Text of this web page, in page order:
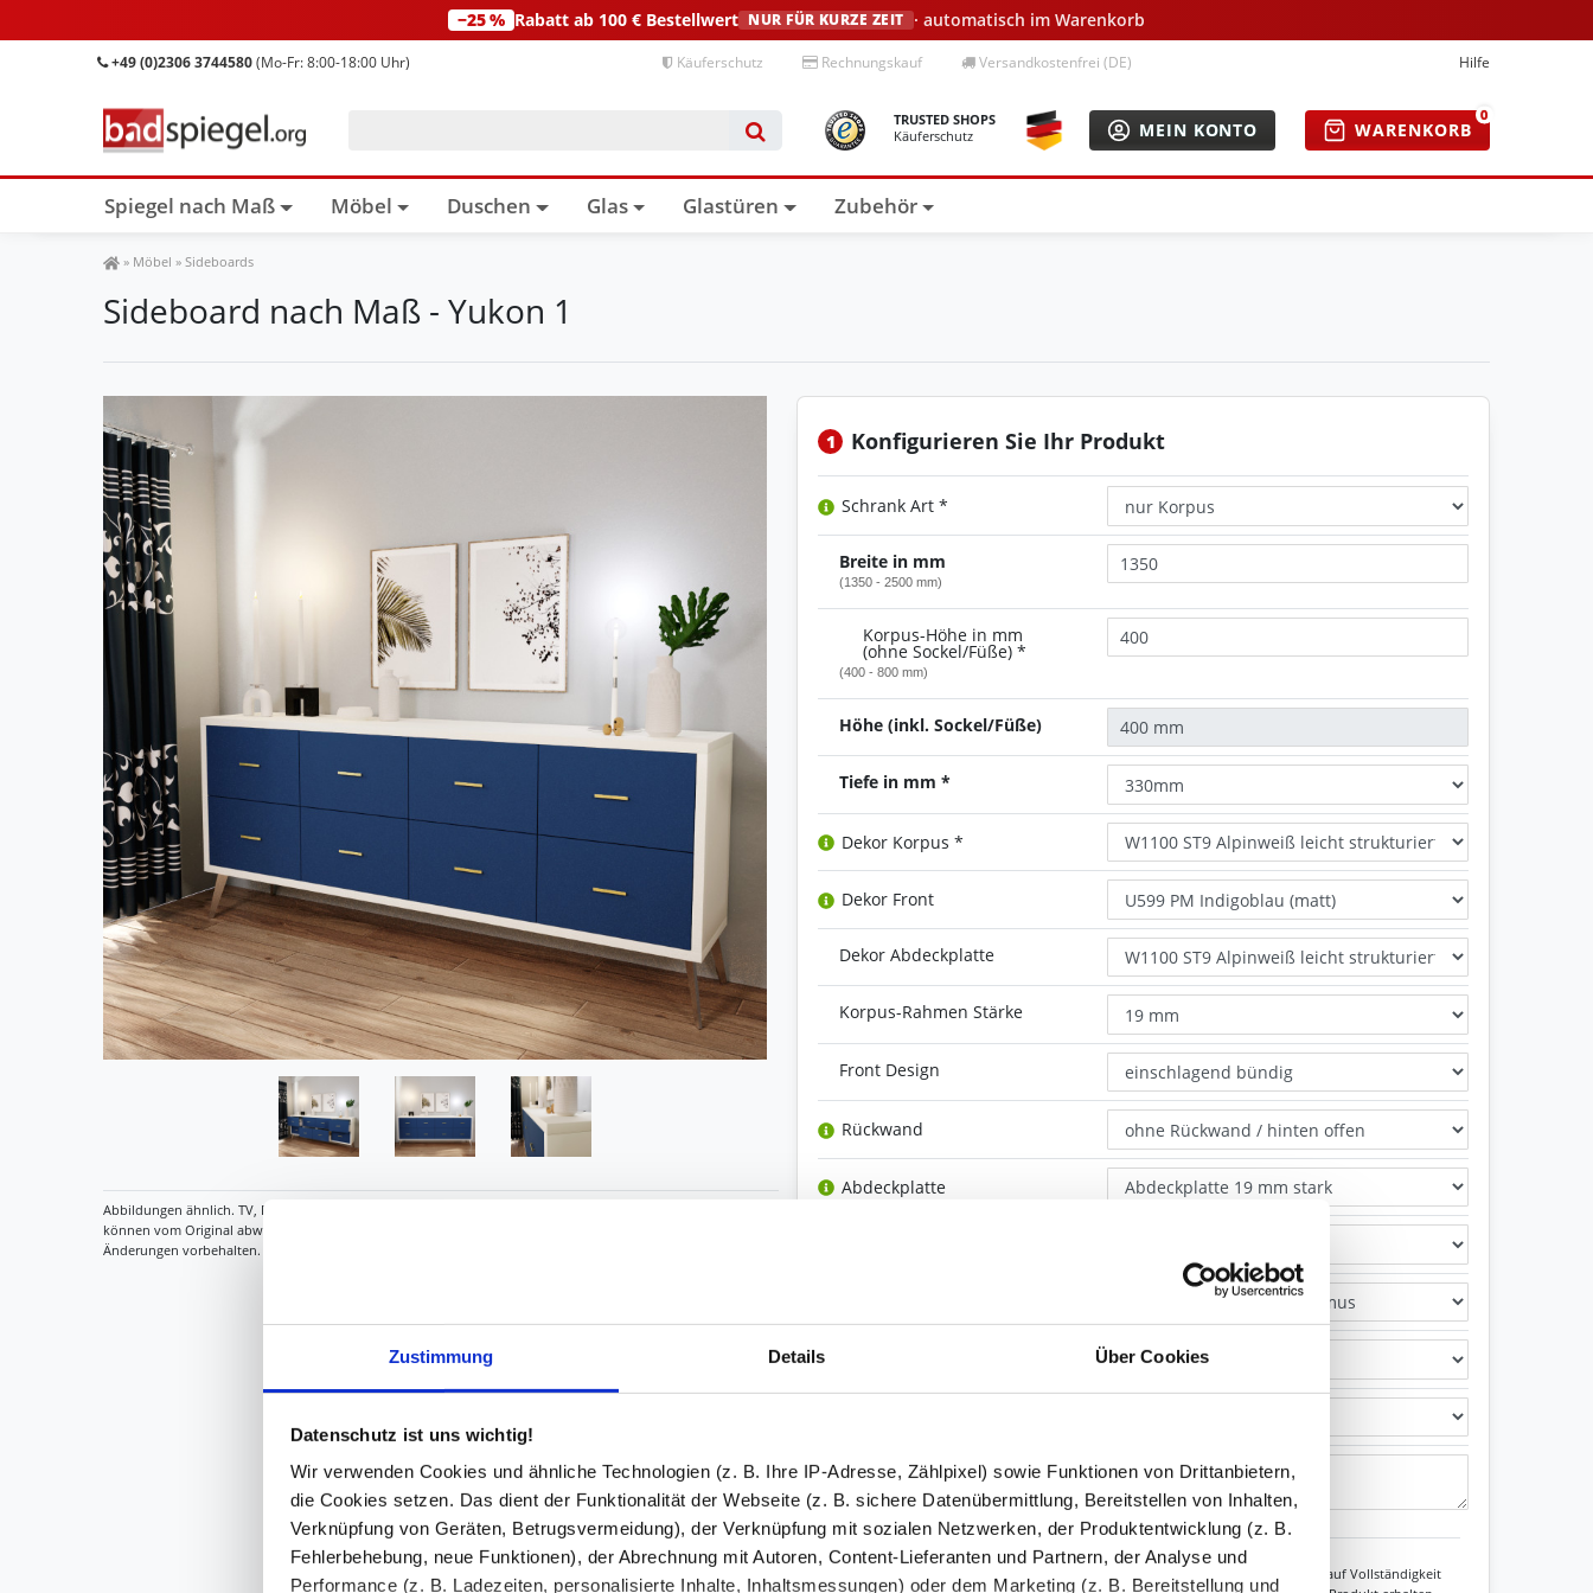
Zustimmung Details Über Cookies
Datenschutz ist uns wichtig!
Wir verwenden Cookies und ähnliche Technologien (z. B. Ihre IP-Adresse, Zählpixel) sowie Funktionen von Drittanbietern,
die Cookies setzen. Das dient der Funktionalität der Webseite (z. B. sichere Datenübermittlung, Bereitstellen von Inhalten,
Verknüpfung von Geräten, Betrugsvermeidung), der Verknüpfung mit sozialen Netzwerken, der Produktentwicklung (z. B.
Fehlerbehebung, neue Funktionen), der Abrechnung mit Autoren, Content-Lieferanten und Partnern, der Analyse und
Performance (z. B. Ladezeiten, personalisierte Inhalte, Inhaltsmessungen) oder dem Marketing (z. B. Bereitstellung und
−25 % Rabatt ab 100 € Bestellwert NUR FÜR KURZE ZEIT · automatisch im Warenkorb
+49 (0)2306 3744580(Mo-Fr: 8:00-18:00 Uhr) Käuferschutz Rechnungskauf Versandkostenfrei (DE) Hilfe
TRUSTED SHOPS
Käuferschutz
MEIN KONTO WARENKORB
0
Spiegel nach Maß Möbel Duschen Glas Glastüren Zubehör
Spiegel Shop
» Möbel » Sideboards
Sideboard nach Maß - Yukon 1
1 Konfigurieren Sie Ihr Produkt
Schrank Art *
Breite in mm
(1350 - 2500 mm)
Korpus-Höhe in mm
(ohne Sockel/Füße) *
(400 - 800 mm)
Höhe (inkl. Sockel/Füße)
Tiefe in mm *
Dekor Korpus *
Dekor Front
Dekor Abdeckplatte
Korpus-Rahmen Stärke
Front Design
Rückwand
Abdeckplatte
Ihre Bemerkung
Zeichen übrig: 235 (von max. 235)
Bestell-Check (kostenlos)
Unsere Experten prüfen jede Konfiguration auf Vollständigkeit